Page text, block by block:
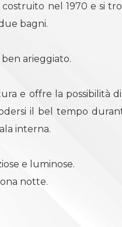
nel 1970 e si
bagni.
arieggiato.
e offre la possibilità
il bel tempo
interna.
e luminose.
notte.